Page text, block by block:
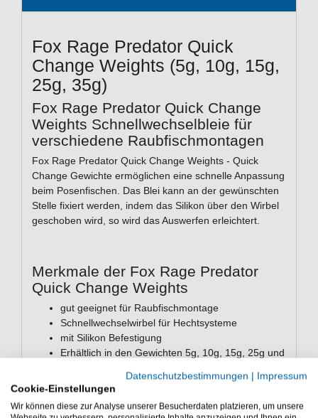
Fox Rage Predator Quick
Change Weights (5g, 10g, 15g,
25g, 35g)
Fox Rage Predator Quick Change
Weights Schnellwechselbleie für
verschiedene Raubfischmontagen
Fox Rage Predator Quick Change Weights - Quick
Change Gewichte ermöglichen eine schnelle Anpassung
beim Posenfischen. Das Blei kann an der gewünschten
Stelle fixiert werden, indem das Silikon über den Wirbel
geschoben wird, so wird das Auswerfen erleichtert.
Merkmale der Fox Rage Predator
Quick Change Weights
gut geeignet für Raubfischmontage
Schnellwechselwirbel für Hechtsysteme
mit Silikon Befestigung
Erhältlich in den Gewichten 5g, 10g, 15g, 25g und
Packungsinhalt: 5g, 10g und 15g je 4 Stück, 25g
und 35g je 3 Stück
Datenschutzbestimmungen | Impressum
Cookie-Einstellungen
Wir können diese zur Analyse unserer Besucherdaten platzieren, um unsere